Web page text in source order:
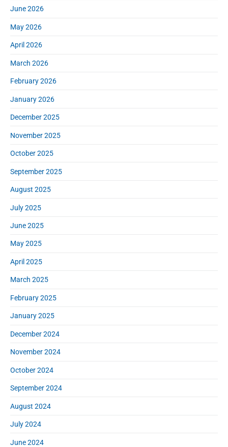
:
d
b
a
June 2026
May 2026
April 2026
March 2026
February 2026
January 2026
December 2025
November 2025
October 2025
September 2025
August 2025
July 2025
June 2025
May 2025
April 2025
March 2025
February 2025
January 2025
December 2024
November 2024
October 2024
September 2024
August 2024
July 2024
June 2024